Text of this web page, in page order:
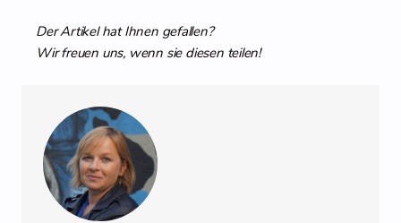
Der Artikel hat Ihnen gefallen?
Wir freuen uns, wenn sie diesen teilen!